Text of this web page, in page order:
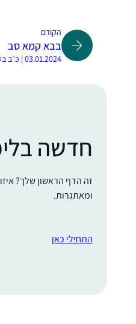
הקודם
בבא קמא סב
03.01.2024 | כ״ב בטבת תשפ״ד
חדשה
זה הדף הראשון שלך?
ומאתגרות.
התחילי כאן